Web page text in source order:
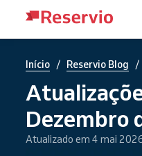
Início / Reservio Blog /
Dezembro
Atualizado em 4 mai